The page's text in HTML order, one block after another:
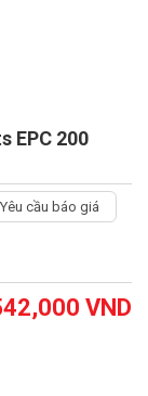
EPC 200
Yêu cầu báo giá
VND